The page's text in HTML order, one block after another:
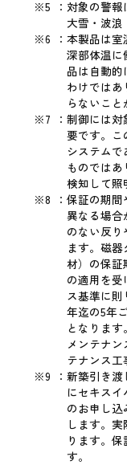
※5
： 対象の警報
大雪・波浪
※6
：本製品は室
深部体温に
品は自動的
わけではあ
らないこと
※7
：制御には対
要です。こ
システム
ものでは
検知して照
※8
：保証の期間
異なる場合
のない反り
ます。磁
材）の保証
の適用を
ス基準に則
年迄の5年
となります
メンテナ
テナンス工
※9
：新築引き渡
にセキス
のお申し
します。
ります。
す。